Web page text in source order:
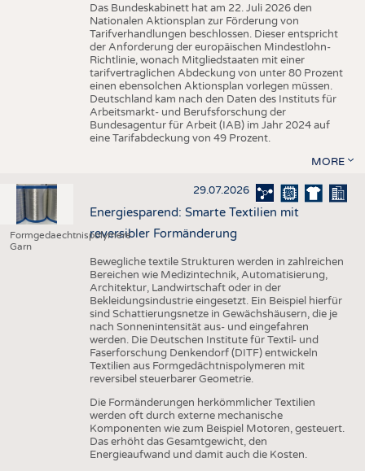
Das Bundeskabinett hat am 22. Juli 2026 den
Nationalen Aktionsplan zur Förderung von
Tarifverhandlungen beschlossen. Dieser entspricht
der Anforderung der europäischen Mindestlohn-
Richtlinie, wonach Mitgliedstaaten mit einer
tarifvertraglichen Abdeckung von unter 80 Prozent
einen ebensolchen Aktionsplan vorlegen müssen.
Deutschland kam nach den Daten des Instituts für
Arbeitsmarkt- und Berufsforschung der
Bundesagentur für Arbeit (IAB) im Jahr 2024 auf
eine Tarifabdeckung von 49 Prozent.
MORE
Formgedaechtnispolymere
Garn
29.07.2026
Energiesparend: Smarte Textilien mit
reversibler Formänderung
Bewegliche textile Strukturen werden in zahlreichen
Bereichen wie Medizintechnik, Automatisierung,
Architektur, Landwirtschaft oder in der
Bekleidungsindustrie eingesetzt. Ein Beispiel hierfür
sind Schattierungsnetze in Gewächshäusern, die je
nach Sonnenintensität aus- und eingefahren
werden. Die Deutschen Institute für Textil- und
Faserforschung Denkendorf (DITF) entwickeln
Textilien aus Formgedächtnispolymeren mit
reversibel steuerbarer Geometrie.
Die Formänderungen herkömmlicher Textilien
werden oft durch externe mechanische
Komponenten wie zum Beispiel Motoren, gesteuert.
Das erhöht das Gesamtgewicht, den
Energieaufwand und damit auch die Kosten.